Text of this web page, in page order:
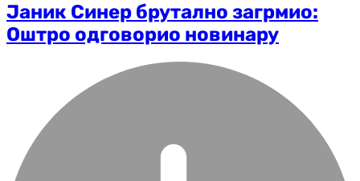
Јаник Синер брутално загрмио:
Оштро одговорио новинару